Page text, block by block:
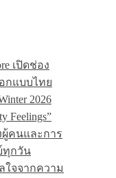
เปิดช่อง
กแบบไทย
2026
Feelings”
คนและการ
ทุกวัน
ใจจากความ